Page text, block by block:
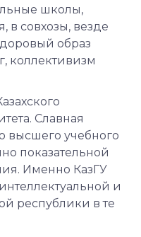
школы,
в совхозы, везде
образ
коллективизм
Славная
высшего учебного
показательной
Именно КазГУ
и
республики в те